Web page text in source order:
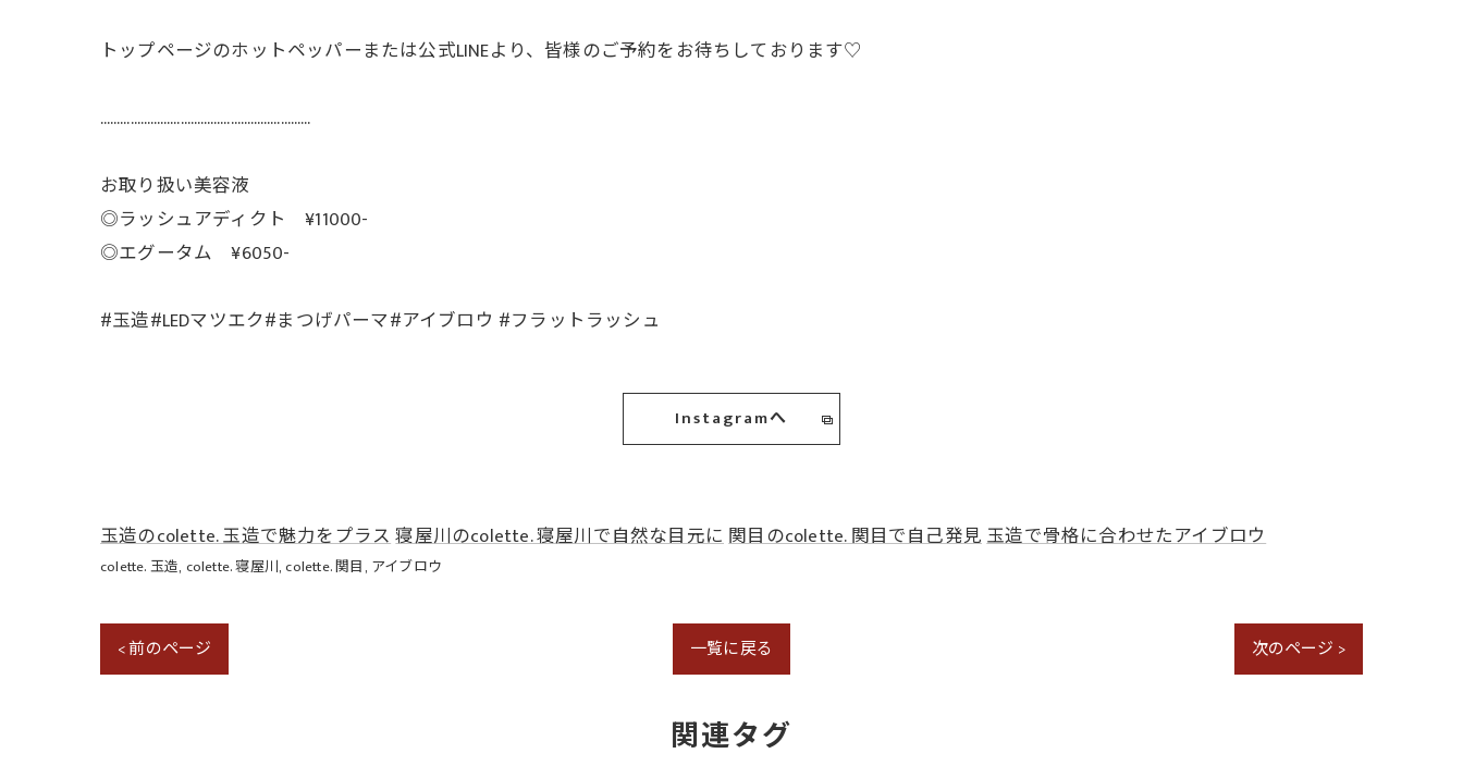
トップページのホットペッパーまたは公式LINEより、皆様のご予約をお待ちしております♡
………………………………………………………
お取り扱い美容液
◎ラッシュアディクト ¥11000-
◎エグータム ¥6050-
#玉造#LEDマツエク#まつげパーマ#アイブロウ #フラットラッシュ
Instagramへ
玉造のcolette. 玉造で魅力をプラス寝屋川のcolette. 寝屋川で自然な目元に関目のcolette. 関目で自己発見玉造で骨格に合わせたアイブロウ
colette. 玉造 colette. 寝屋川 colette. 関目 アイブロウ
< 前のページ 一覧に戻る 次のページ >
関連タグ